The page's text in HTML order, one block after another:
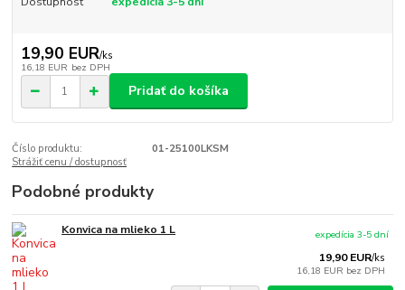
19,90 EUR/ks
16,18 EUR bez DPH
Pridať do košíka
Číslo produktu:
01-25100LKSM
Strážiť cenu / dostupnosť
Podobné produkty
Konvica na mlieko 1 L
19,90 EUR/ks
16,18 EUR bez DPH
expedícia 3-5 dní